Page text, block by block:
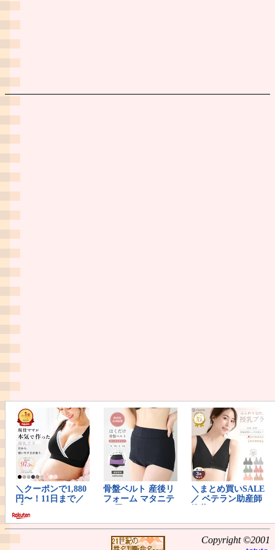
Copyright ©2001